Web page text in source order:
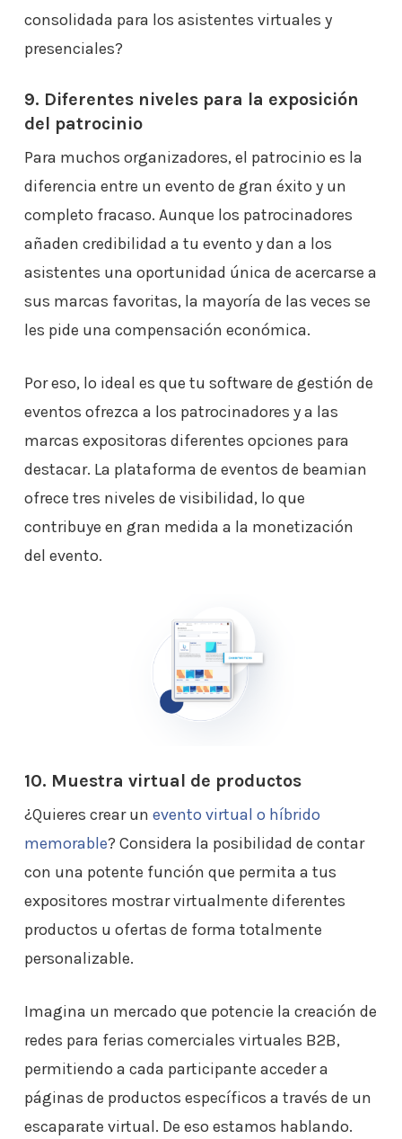
consolidada para los asistentes virtuales y
presenciales?
9. Diferentes niveles para la exposición
del patrocinio
Para muchos organizadores, el patrocinio es la
diferencia entre un evento de gran éxito y un
completo fracaso. Aunque los patrocinadores
añaden credibilidad a tu evento y dan a los
asistentes una oportunidad única de acercarse a
sus marcas favoritas, la mayoría de las veces se
les pide una compensación económica.
Por eso, lo ideal es que tu software de gestión de
eventos ofrezca a los patrocinadores y a las
marcas expositoras diferentes opciones para
destacar. La plataforma de eventos de beamian
ofrece tres niveles de visibilidad, lo que
contribuye en gran medida a la monetización
del evento.
10. Muestra virtual de productos
¿Quieres crear un evento virtual o híbrido
memorable? Considera la posibilidad de contar
con una potente función que permita a tus
expositores mostrar virtualmente diferentes
productos u ofertas de forma totalmente
personalizable.
Imagina un mercado que potencie la creación de
redes para ferias comerciales virtuales B2B,
permitiendo a cada participante acceder a
páginas de productos específicos a través de un
escaparate virtual. De eso estamos hablando.